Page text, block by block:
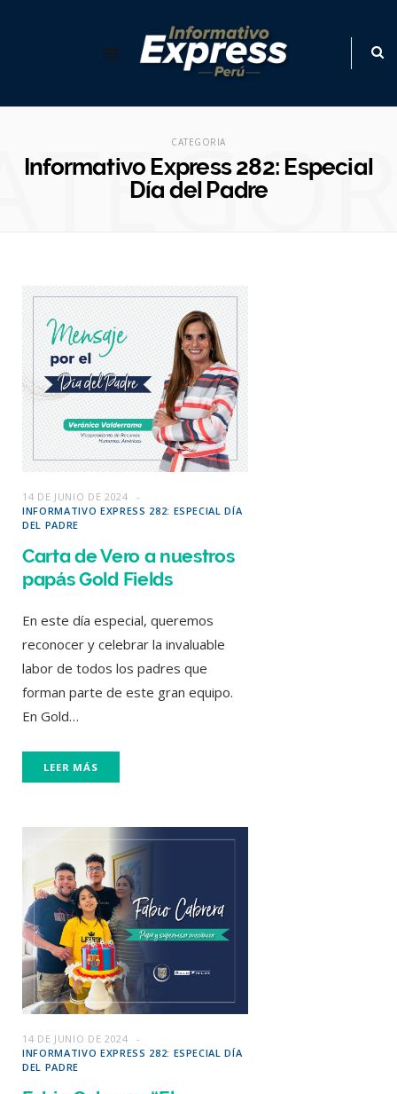
CATEGORIA
Informativo Express 282: Especial
Día del Padre
14 DE JUNIO DE 2024
INFORMATIVO EXPRESS 282: ESPECIAL DÍA
DEL PADRE
Carta de Vero a nuestros
papás Gold Fields
En este día especial, queremos
reconocer y celebrar la invaluable
labor de todos los padres que
forman parte de este gran equipo.
En Gold…
LEER MÁS
14 DE JUNIO DE 2024
INFORMATIVO EXPRESS 282: ESPECIAL DÍA
DEL PADRE